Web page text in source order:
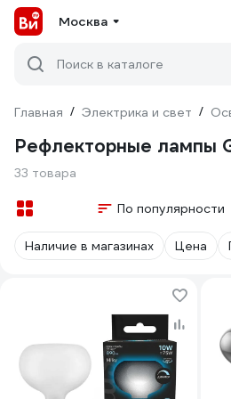
Москва
Поиск в каталоге
Главная / Электрика и свет /
Рефлекторные лампы
33 товара
По популярности
Наличие в магазинах Цена